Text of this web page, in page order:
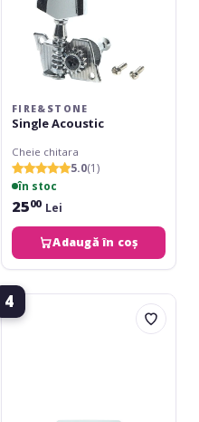
FIRE&STONE
Single Acoustic
Cheie chitara
5.0(1)
în stoc
2500 Lei
Adaugă în coș
4
TGI
M6